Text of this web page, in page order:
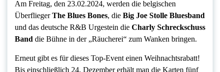
Am Freitag, den 23.02.2024, werden die belgischen
ÜberfliegerThe Blues Bones, die Big Joe Stolle Bluesband
und das deutsche R&B Urgestein die Charly Schreckschuss
Band die Bühne in der „Räucherei“ zum Wanken bringen.
Erneut gibt es für dieses Top-Event einen Weihnachtsrabatt!
Bis einschließlich 24. Dezember erhält man die Karten fünf